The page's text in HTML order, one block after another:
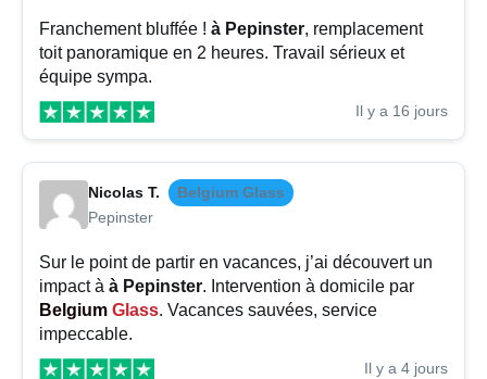
Franchement bluffée ! à Pepinster, remplacement
toit panoramique en 2 heures. Travail sérieux et
équipe sympa.
Il y a 16 jours
Nicolas T.
Belgium Glass
Pepinster
Sur le point de partir en vacances, j’ai découvert un
impact à à Pepinster. Intervention à domicile par
Belgium Glass. Vacances sauvées, service
impeccable.
Il y a 4 jours